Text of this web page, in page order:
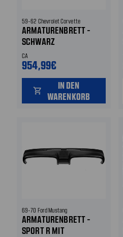
59-62 Chevrolet Corvette
ARMATURENBRETT -
SCHWARZ
CA
954,99€
shopping_cart
IN DEN
WARENKORB
69-70 Ford Mustang
ARMATURENBRETT -
SPORT R MIT